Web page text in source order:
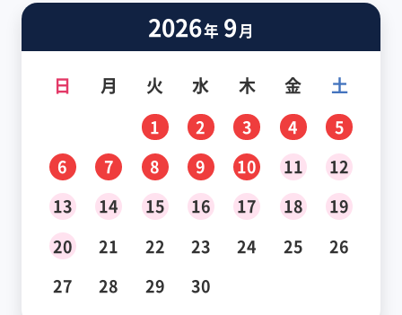
2026年 9月
日 月 火 水 木 金 土
1 2 3 4
5
6
7 8 9 10 11
12
13
14 15 16 17 18
19
20
21 22 23 24 25
26
27
28 29 30